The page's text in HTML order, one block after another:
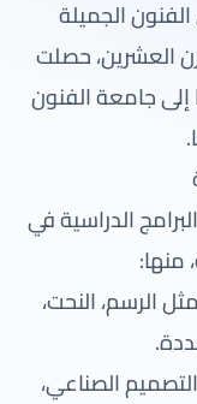
الجميلة
العشرين، حصلت
جامعة الفنون
الدراسية في
منها:
الرسم، النحت،
الصناعي،